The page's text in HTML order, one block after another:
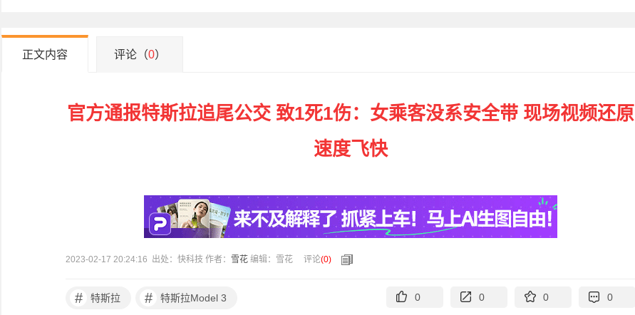
正文内容 评论（0）
官方通报特斯拉追尾公交 致1死1伤：女乘客没系安全带 现场视频还原
速度飞快
2023-02-17 20:24:16 出处：快科技 作者： 雪花 编辑：雪花 评论(0)
# 特斯拉 # 特斯拉Model 3 0 0 0 0